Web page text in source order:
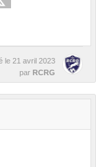
le 21 avril 2023
par RCRG